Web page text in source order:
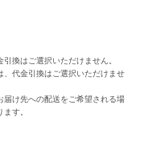
換はご選択いただけません。
代金引換はご選択いただけませ
届け先への配送をご希望される場
す。